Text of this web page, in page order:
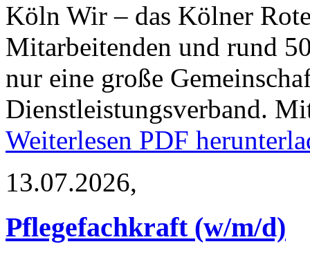
Köln Wir – das Kölner
Mitarbeitenden und rund
nur eine große
Dienstleistungsverband.
Weiterlesen PDF
13.07.2026,
Pflegefachkraft (w/m/d)